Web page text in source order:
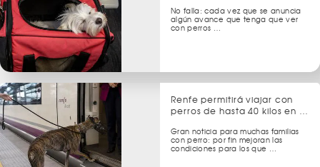
No falla: cada vez que se anuncia
algún avance que tenga que ver
con perros …
Renfe permitirá viajar con
perros de hasta 40 kilos en …
Gran noticia para muchas familias
con perro: por fin mejoran las
condiciones para los que …